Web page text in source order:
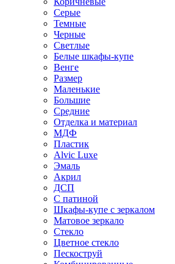
Серые
Темные
Черные
Светлые
Белые шкафы-купе
Венге
Размер
Маленькие
Большие
Средние
Отделка и материал
МДФ
Пластик
Alvic Luxe
Эмаль
Акрил
ДСП
С патиной
Шкафы-купе с зеркалом
Матовое зеркало
Стекло
Цветное стекло
Пескоструй